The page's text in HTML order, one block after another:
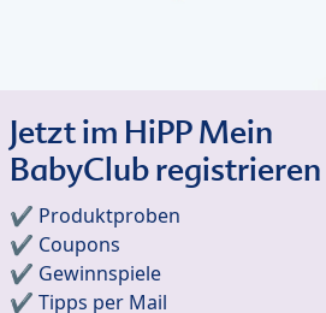
Jetzt im HiPP Mein
BabyClub registrieren
✔️ Produktproben
✔️ Coupons
✔️ Gewinnspiele
✔️ Tipps per Mail